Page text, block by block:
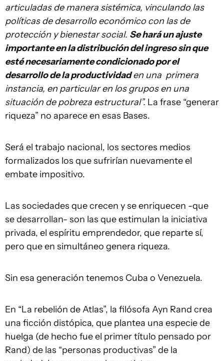
articuladas de manera sistémica, vinculando las
políticas de desarrollo económico con las de
protección y bienestar social. Se hará un ajuste
importante en la distribución del ingreso sin que
esté necesariamente condicionado por el
desarrollo de la productividaden una primera
instancia, en particular en los grupos en una
situación de pobreza estructural”. La frase “generar
riqueza” no aparece en esas Bases.
Será el trabajo nacional, los sectores medios
formalizados los que sufrirían nuevamente el
embate impositivo.
Las sociedades que crecen y se enriquecen -que
se desarrollan- son las que estimulan la iniciativa
privada, el espíritu emprendedor, que reparte sí,
pero que en simultáneo genera riqueza.
Sin esa generación tenemos Cuba o Venezuela.
En “La rebelión de Atlas”, la filósofa Ayn Rand crea
una ficción distópica, que plantea una especie de
huelga (de hecho fue el primer título pensado por
Rand) de las “personas productivas” de la